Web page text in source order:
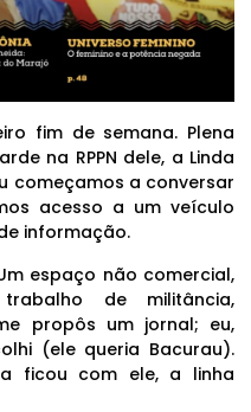
fim de semana. Plena
na RPPN dele, a Linda
começamos a conversar
acesso a um veículo
informação.
espaço não comercial,
de militância,
propôs um jornal; eu,
(ele queria Bacurau).
ficou com ele, a linha